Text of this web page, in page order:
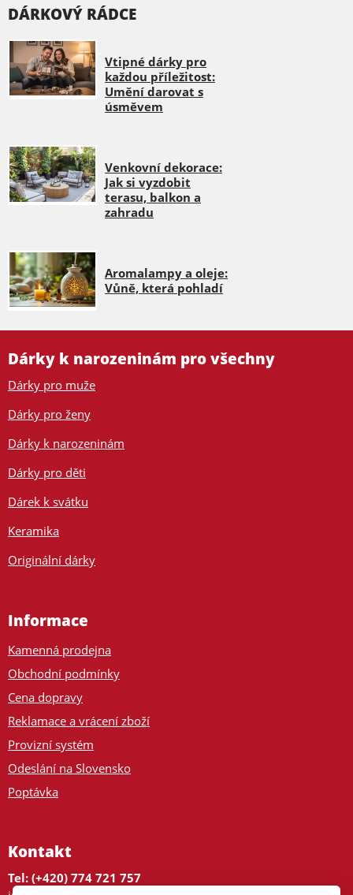
DÁRKOVÝ RÁDCE
Vtipné dárky pro
každou příležitost:
Umění darovat s
úsměvem
Venkovní dekorace:
Jak si vyzdobit
terasu, balkon a
zahradu
Aromalampy a oleje:
Vůně, která pohladí
Dárky k narozeninám pro všechny
Dárky pro muže
Dárky pro ženy
Dárky k narozeninám
Dárky pro děti
Dárek k svátku
Keramika
Originální dárky
Informace
Kamenná prodejna
Obchodní podmínky
Cena dopravy
Reklamace a vrácení zboží
Provizní systém
Odeslání na Slovensko
Poptávka
Kontakt
Tel: (+420) 774 721 757